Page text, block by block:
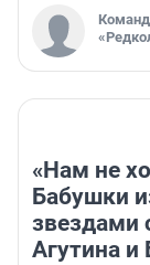
«Нам не
Бабушки
звездами
Агутина и